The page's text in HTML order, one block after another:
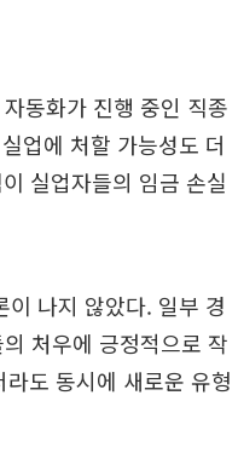
동화가 진행 중인 직종
업에 처할 가능성도 더
실업자들의 임금 손실
나지 않았다. 일부 경
처우에 긍정적으로 작
도 동시에 새로운 유형